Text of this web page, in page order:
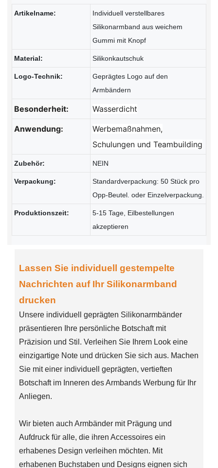
Artikelname:
Individuell verstellbares
Silikonarmband aus weichem
Gummi mit Knopf
Material: Silikonkautschuk
Logo-Technik:
Geprägtes Logo auf den
Armbändern
Besonderheit: Wasserdicht
Anwendung:
Werbemaßnahmen,
Schulungen und Teambuilding
Zubehör: NEIN
Verpackung:
Standardverpackung: 50 Stück pro
Opp-Beutel. oder Einzelverpackung.
Produktionszeit:
5-15 Tage, Eilbestellungen
akzeptieren
Lassen Sie individuell gestempelte
Nachrichten auf Ihr Silikonarmband
drucken
Unsere individuell geprägten Silikonarmbänder
präsentieren Ihre persönliche Botschaft mit
Präzision und Stil. Verleihen Sie Ihrem Look eine
einzigartige Note und drücken Sie sich aus. Machen
Sie mit einer individuell geprägten, vertieften
Botschaft im Inneren des Armbands Werbung für Ihr
Anliegen.
Wir bieten auch Armbänder mit Prägung und
Aufdruck für alle, die ihren Accessoires ein
erhabenes Design verleihen möchten. Mit
erhabenen Buchstaben und Designs eignen sich